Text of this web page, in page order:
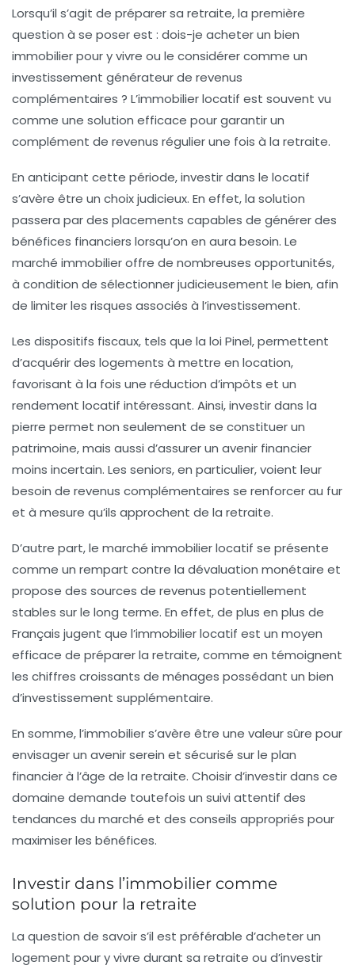
Lorsqu’il s’agit de préparer sa retraite, la première
question à se poser est : dois-je acheter un bien
immobilier pour y vivre ou le considérer comme un
investissement générateur de revenus
complémentaires ? L’immobilier locatif est souvent vu
comme une solution efficace pour garantir un
complément de revenus régulier une fois à la retraite.
En anticipant cette période, investir dans le locatif
s’avère être un choix judicieux. En effet, la solution
passera par des placements capables de générer des
bénéfices financiers lorsqu’on en aura besoin. Le
marché immobilier offre de nombreuses opportunités,
à condition de sélectionner judicieusement le bien, afin
de limiter les risques associés à l’investissement.
Les dispositifs fiscaux, tels que la loi Pinel, permettent
d’acquérir des logements à mettre en location,
favorisant à la fois une réduction d’impôts et un
rendement locatif intéressant. Ainsi,investir dans la
pierre permet non seulement de se constituer un
patrimoine, mais aussi d’assurer un avenir financier
moins incertain. Les seniors, en particulier, voient leur
besoin de revenus complémentaires se renforcer au fur
et à mesure qu’ils approchent de la retraite.
D’autre part, le marché immobilier locatif se présente
comme un rempart contre la dévaluation monétaire et
propose des sources de revenus potentiellement
stables sur le long terme. En effet, de plus en plus de
Français jugent que l’immobilier locatif est un moyen
efficace de préparer la retraite, comme en témoignent
les chiffres croissants de ménages possédant un bien
d’investissement supplémentaire.
En somme, l’immobilier s’avère être une valeur sûre pour
envisager un avenir serein et sécurisé sur le plan
financier à l’âge de la retraite. Choisir d’investir dans ce
domaine demande toutefois un suivi attentif des
tendances du marché et des conseils appropriés pour
maximiser les bénéfices.
Investir dans l’immobilier comme
solution pour la retraite
La question de savoir s’il est préférable d’acheter un
logement pour y vivre durant sa retraite ou d’investir